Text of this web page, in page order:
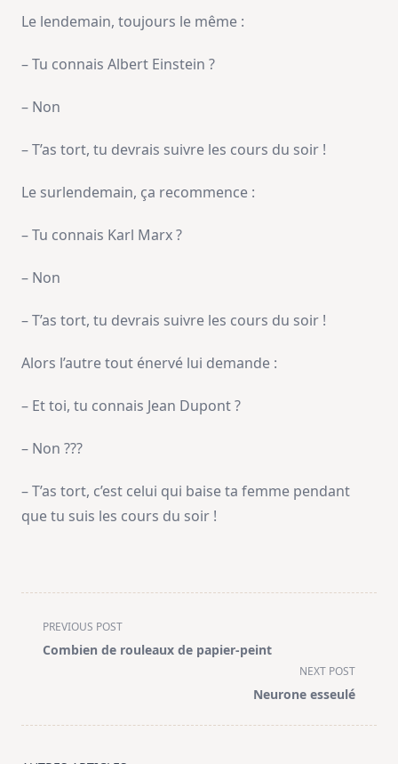
Le lendemain, toujours le même :
– Tu connais Albert Einstein ?
– Non
– T’as tort, tu devrais suivre les cours du soir !
Le surlendemain, ça recommence :
– Tu connais Karl Marx ?
– Non
– T’as tort, tu devrais suivre les cours du soir !
Alors l’autre tout énervé lui demande :
– Et toi, tu connais Jean Dupont ?
– Non ???
– T’as tort, c’est celui qui baise ta femme pendant
que tu suis les cours du soir !
<span
class="nav-
text">Page</span>
PREVIOUS POST
Combien de rouleaux de papier-peint
NEXT POST
Neurone esseulé